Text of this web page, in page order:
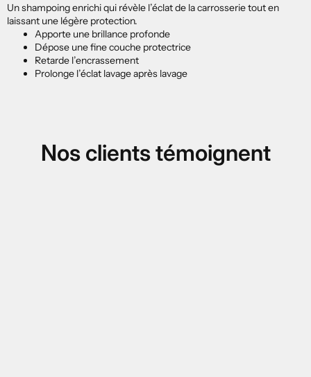
Un shampoing enrichi qui révèle l’éclat de la carrosserie tout en
laissant une légère protection.
Apporte une brillance profonde
Dépose une fine couche protectrice
Retarde l’encrassement
Prolonge l’éclat lavage après lavage
Nos clients témoignent